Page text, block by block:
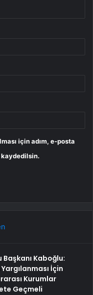
için adım, e-posta
kaydedilsin.
Kaboğlu:
İçin
Kurumlar
Geçmeli